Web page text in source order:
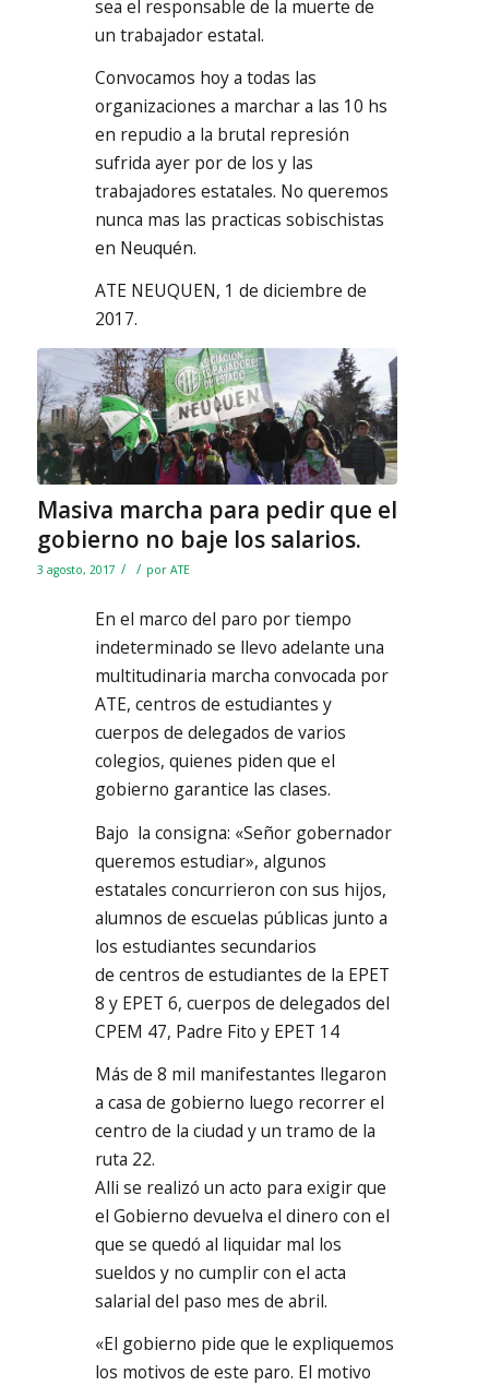
sea el responsable de la muerte de
un trabajador estatal.
Convocamos hoy a todas las
organizaciones a marchar a las 10 hs
en repudio a la brutal represión
sufrida ayer por de los y las
trabajadores estatales. No queremos
nunca mas las practicas sobischistas
en Neuquén.
ATE NEUQUEN, 1 de diciembre de
2017.
Masiva marcha para pedir que el
gobierno no baje los salarios.
3 agosto, 2017 / / por ATE
En el marco del paro por tiempo
indeterminado se llevo adelante una
multitudinaria marcha convocada por
ATE, centros de estudiantes y
cuerpos de delegados de varios
colegios, quienes piden que el
gobierno garantice las clases.
Bajo la consigna: «Señor gobernador
queremos estudiar», algunos
estatales concurrieron con sus hijos,
alumnos de escuelas públicas junto a
los estudiantes secundarios
de centros de estudiantes de la EPET
8 y EPET 6, cuerpos de delegados del
CPEM 47, Padre Fito y EPET 14
Más de 8 mil manifestantes llegaron
a casa de gobierno luego recorrer el
centro de la ciudad y un tramo de la
ruta 22.
Alli se realizó un acto para exigir que
el Gobierno devuelva el dinero con el
que se quedó al liquidar mal los
sueldos y no cumplir con el acta
salarial del paso mes de abril.
«El gobierno pide que le expliquemos
los motivos de este paro. El motivo